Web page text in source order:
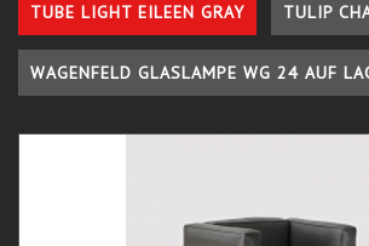
TUBE LIGHT EILEEN GRAY TULIP
WAGENFELD GLASLAMPE WG 24 AUF